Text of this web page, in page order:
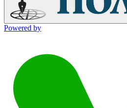
Powered by